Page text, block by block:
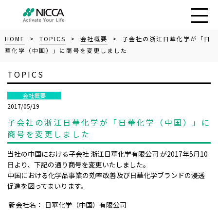
HOME > TOPICS > 会社概要
> 子会社の浙江日華化学が「日
華化学（中国）」に商号を変更しました
TOPICS
会社概要
2017/05/19
子会社の浙江日華化学が「日華化学（中国）」に
商号を変更しました
当社の中国における子会社 浙江日華化学有限公司 が2017年5月10
日より、下記の通り商号を変更いたしました。
中国における化学品事業の効率改善及び日華化学ブランドの浸透
促進を図ってまいります。
新会社名： 日華化学（中国）有限公司